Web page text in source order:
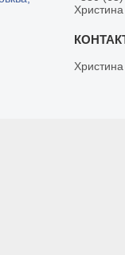
Христина
Христина